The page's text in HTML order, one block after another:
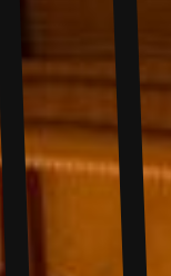
Grâce
fonctionnel
Avec un
se transporte
à deux.